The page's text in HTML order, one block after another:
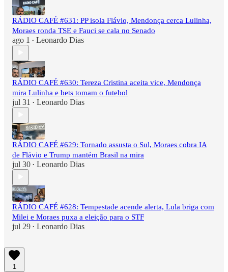
RÁDIO CAFÉ #631: PP isola Flávio, Mendonça cerca Lulinha,
Moraes ronda TSE e Fauci se cala no Senado
ago 1 • Leonardo Dias
RÁDIO CAFÉ #630: Tereza Cristina aceita vice, Mendonça
mira Lulinha e bets tomam o futebol
jul 31 • Leonardo Dias
RÁDIO CAFÉ #629: Tornado assusta o Sul, Moraes cobra IA
de Flávio e Trump mantém Brasil na mira
jul 30 • Leonardo Dias
RÁDIO CAFÉ #628: Tempestade acende alerta, Lula briga com
Milei e Moraes puxa a eleição para o STF
jul 29 • Leonardo Dias
1